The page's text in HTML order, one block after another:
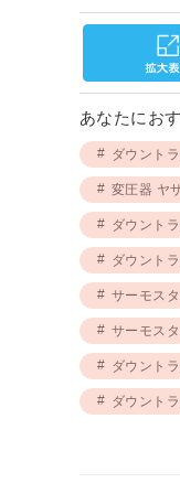
あなたにお
ダウント
変圧器 ヤ
ダウント
ダウント
サーモス
サーモス
ダウント
ダウント